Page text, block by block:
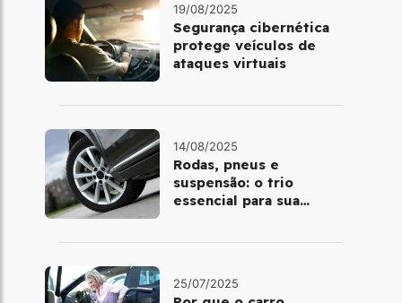
19/08/2025
Segurança cibernética
protege veículos de
ataques virtuais
14/08/2025
Rodas, pneus e
suspensão: o trio
essencial para sua
25/07/2025